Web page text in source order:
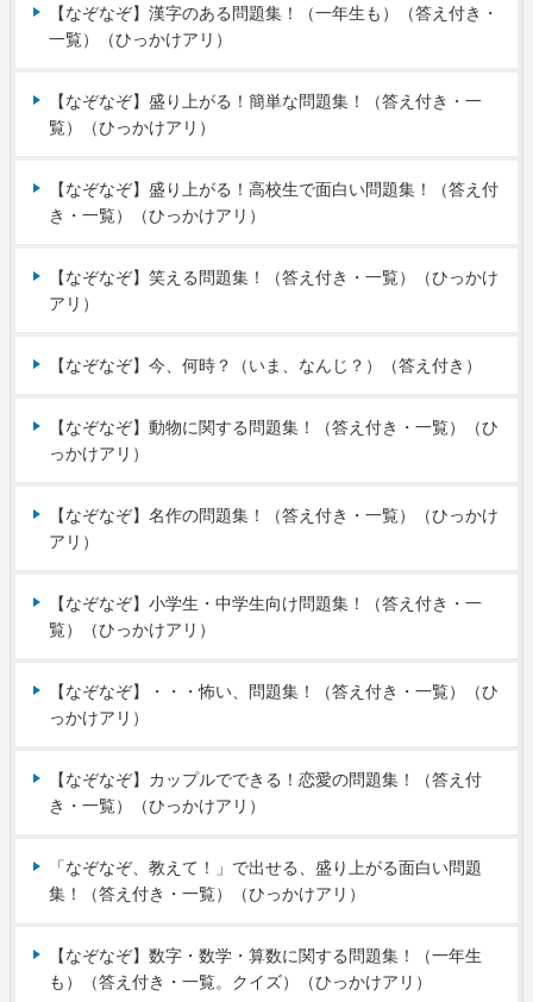
【なぞなぞ】漢字のある問題集！（一年生も）（答え付き・
一覧）（ひっかけアリ）
【なぞなぞ】盛り上がる！簡単な問題集！（答え付き・一
覧）（ひっかけアリ）
【なぞなぞ】盛り上がる！高校生で面白い問題集！（答え付
き・一覧）（ひっかけアリ）
【なぞなぞ】笑える問題集！（答え付き・一覧）（ひっかけ
アリ）
【なぞなぞ】今、何時？（いま、なんじ？）（答え付き）
【なぞなぞ】動物に関する問題集！（答え付き・一覧）（ひ
っかけアリ）
【なぞなぞ】名作の問題集！（答え付き・一覧）（ひっかけ
アリ）
【なぞなぞ】小学生・中学生向け問題集！（答え付き・一
覧）（ひっかけアリ）
【なぞなぞ】・・・怖い、問題集！（答え付き・一覧）（ひ
っかけアリ）
【なぞなぞ】カップルでできる！恋愛の問題集！（答え付
き・一覧）（ひっかけアリ）
「なぞなぞ、教えて！」で出せる、盛り上がる面白い問題
集！（答え付き・一覧）（ひっかけアリ）
【なぞなぞ】数字・数学・算数に関する問題集！（一年生
も）（答え付き・一覧。クイズ）（ひっかけアリ）